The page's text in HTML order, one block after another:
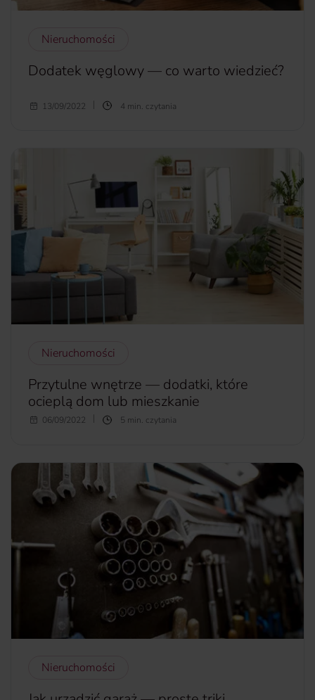
Nieruchomości
Dodatek węglowy — co warto wiedzieć?
Wprowadzenie dodatku węglowego to reakcja rządu na
kryteria trzeba spełnić? Co zmienia nowelizacja ustawy o
dodatku węglowym?
13/09/2022 4 min. czytania
Nieruchomości
Przytulne wnętrze — dodatki, które
ocieplą dom lub mieszkanie
Urządzasz swoje mieszkanie lub dom? Meble i wszelkie
Wyczaruj przytulne wnętrze i nadaj mu indywidualny
charakter, nie wydając fortuny. Jak to zrobić? Poznaj nasze
pomysły na mieszkanie lub dom z duszą.
06/09/2022 5 min. czytania
Nieruchomości